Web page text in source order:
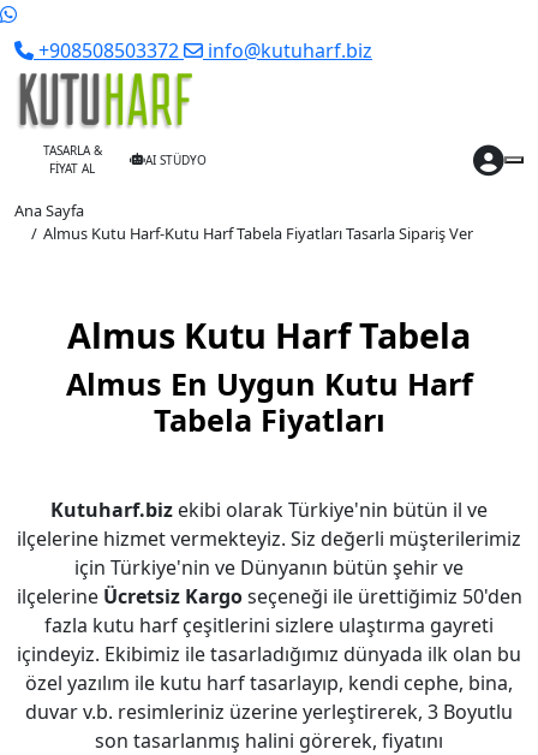
+908508503372 info@kutuharf.biz
TASARLA &
FİYAT AL
AI STÜDYO
Ana Sayfa
Almus Kutu Harf-Kutu Harf Tabela Fiyatları Tasarla Sipariş Ver
Almus Kutu Harf Tabela
Almus En Uygun Kutu Harf
Tabela Fiyatları
Kutuharf.biz ekibi olarak Türkiye'nin bütün il ve
ilçelerine hizmet vermekteyiz. Siz değerli müşterilerimiz
için Türkiye'nin ve Dünyanın bütün şehir ve
ilçelerine Ücretsiz Kargoseçeneği ile ürettiğimiz 50'den
fazla kutu harf çeşitlerini sizlere ulaştırma gayreti
içindeyiz. Ekibimiz ile tasarladığımız dünyada ilk olan bu
özel yazılım ile kutu harf tasarlayıp, kendi cephe, bina,
duvar v.b. resimleriniz üzerine yerleştirerek, 3 Boyutlu
son tasarlanmış halini görerek, fiyatını